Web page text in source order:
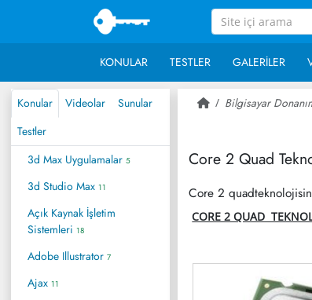
KONULAR TESTLER GALERILER
Konular Videolar
Sunular
Testler
3d Max Uygulamalar 5
3d Studio Max 11
Açık Kaynak İşletim
Sistemleri 18
Adobe Illustrator 7
Ajax 11
Bilgisayar
Core 2 Quad
Core 2
CORE 2 QUAD